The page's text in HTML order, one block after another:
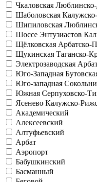
Чкаловская
Шаболовская
Шипиловская
Шоссе Энтузиастов
Щёлковская Арбатско-
Щукинская Таганско-
Электрозаводская
Юго-Западная
Юго-западная
Южная Серпуховско-
Ясенево Калужско-
Академический
Алексеевский
Алтуфьевский
Арбат
Аэропорт
Бабушкинский
Басманный